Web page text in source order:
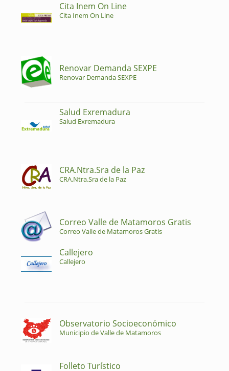
Cita Inem On Line
Cita Inem On Line
Renovar Demanda SEXPE
Renovar Demanda SEXPE
Salud Exremadura
Salud Exremadura
CRA.Ntra.Sra de la Paz
CRA.Ntra.Sra de la Paz
Correo Valle de Matamoros Gratis
Correo Valle de Matamoros Gratis
Callejero
Callejero
Observatorio Socioeconómico
Municipio de Valle de Matamoros
Folleto Turístico